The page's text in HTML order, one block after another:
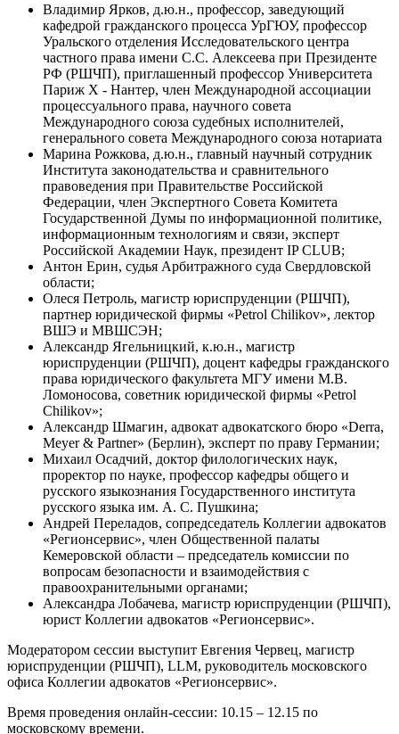
Владимир Ярков, д.ю.н., профессор, заведующий
кафедрой гражданского процесса УрГЮУ, профессор
Уральского отделения Исследовательского центра
частного права имени С.С. Алексеева при Президенте
РФ (РШЧП), приглашенный профессор Университета
Париж X - Нантер, член Международной ассоциации
процессуального права, научного совета
Международного союза судебных исполнителей,
генерального совета Международного союза нотариата
Марина Рожкова, д.ю.н., главный научный сотрудник
Института законодательства и сравнительного
правоведения при Правительстве Российской
Федерации, член Экспертного Совета Комитета
Государственной Думы по информационной политике,
информационным технологиям и связи, эксперт
Российской Академии Наук, президент IP CLUB;
Антон Ерин, судья Арбитражного суда Свердловской
области;
Олеся Петроль, магистр юриспруденции (РШЧП),
партнер юридической фирмы «Petrol Chilikov», лектор
ВШЭ и МВШСЭН;
Александр Ягельницкий, к.ю.н., магистр
юриспруденции (РШЧП), доцент кафедры гражданского
права юридического факультета МГУ имени М.В.
Ломоносова, советник юридической фирмы «Petrol
Chilikov»;
Александр Шмагин, адвокат адвокатского бюро «Derra,
Meyer & Partner» (Берлин), эксперт по праву Германии;
Михаил Осадчий, доктор филологических наук,
проректор по науке, профессор кафедры общего и
русского языкознания Государственного института
русского языка им. А. С. Пушкина;
Андрей Переладов, сопредседатель Коллегии адвокатов
«Регионсервис», член Общественной палаты
Кемеровской области – председатель комиссии по
вопросам безопасности и взаимодействия с
правоохранительными органами;
Александра Лобачева, магистр юриспруденции (РШЧП),
юрист Коллегии адвокатов «Регионсервис».
Модератором сессии выступит Евгения Червец, магистр
юриспруденции (РШЧП), LLM, руководитель московского
офиса Коллегии адвокатов «Регионсервис».
Время проведения онлайн-сессии: 10.15 – 12.15 по
московскому времени.